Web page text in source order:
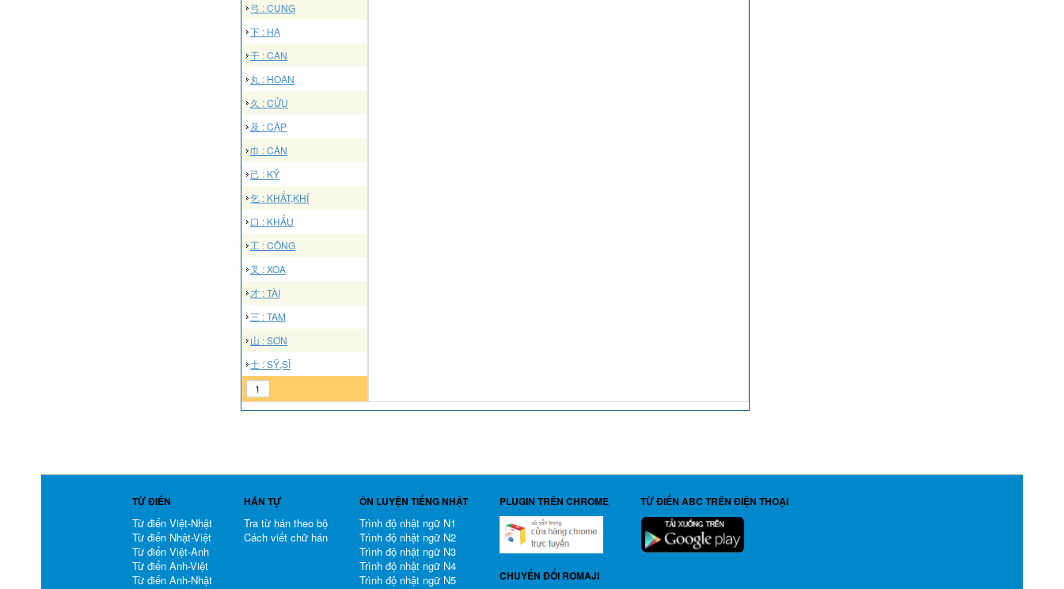
弓 : CUNG
下 : HẠ
干 : CAN
丸 : HOÀN
久 : CỬU
及 : CẬP
巾 : CÂN
己 : KỶ
乞 : KHẤT,KHÍ
口 : KHẨU
工 : CÔNG
叉 : XOA
才 : TÀI
三 : TAM
山 : SƠN
士 : SỸ,SĨ
1
TỪ ĐIỂN
Từ điển Việt-Nhật
Từ điển Nhật-Việt
Từ điển Việt-Anh
Từ điển Anh-Việt
Từ điển Anh-Nhật
HÁN TỰ
Tra từ hán theo bộ
Cách viết chữ hán
ÔN LUYỆN TIẾNG NHẬT
Trình độ nhật ngữ N1
Trình độ nhật ngữ N2
Trình độ nhật ngữ N3
Trình độ nhật ngữ N4
Trình độ nhật ngữ N5
PLUGIN TRÊN CHROME TỪ ĐIỂN ABC TRÊN ĐIỆN THOẠI
CHUYỂN ĐỔI ROMAJI